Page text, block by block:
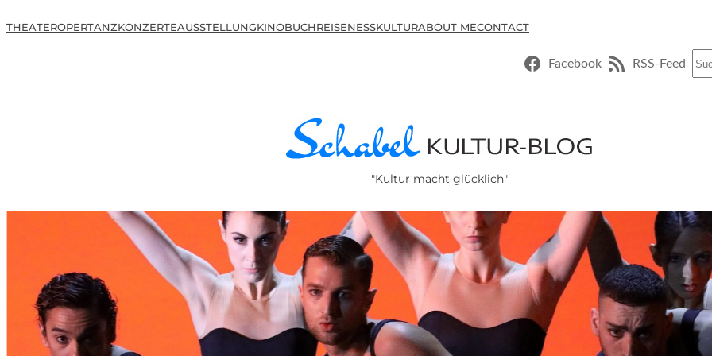
THEATEROPERTANZKONZERTEAUSSTELLUNGKINOBUCHREISENESSKULTURABOUT MECONTACT
Facebook RSS-Feed
"Kultur macht glücklich"